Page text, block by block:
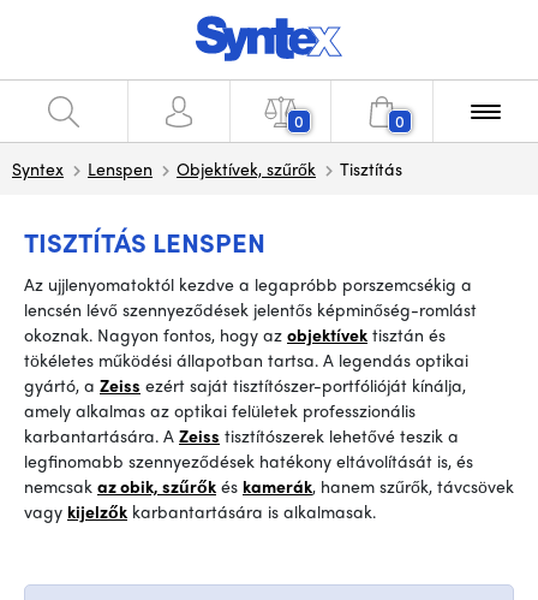
0 0
Syntex Lenspen Objektívek, szűrők Tisztítás
TISZTÍTÁS LENSPEN
Az ujjlenyomatoktól kezdve a legapróbb porszemcsékig a
lencsén lévő szennyeződések jelentős képminőség-romlást
okoznak. Nagyon fontos, hogy az objektívek tisztán és
tökéletes működési állapotban tartsa. A legendás optikai
gyártó, a Zeiss ezért saját tisztítószer-portfólióját kínálja,
amely alkalmas az optikai felületek professzionális
karbantartására. A Zeiss tisztítószerek lehetővé teszik a
legfinomabb szennyeződések hatékony eltávolítását is, és
nemcsak az obik, szűrők és kamerák, hanem szűrők, távcsövek
vagy kijelzők karbantartására is alkalmasak.